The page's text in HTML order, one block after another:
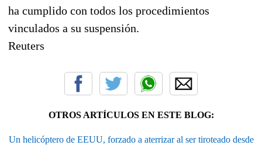
ha cumplido con todos los procedimientos
vinculados a su suspensión.
Reuters
OTROS ARTÍCULOS EN ESTE BLOG:
Un helicóptero de EEUU, forzado a aterrizar al ser tiroteado desde